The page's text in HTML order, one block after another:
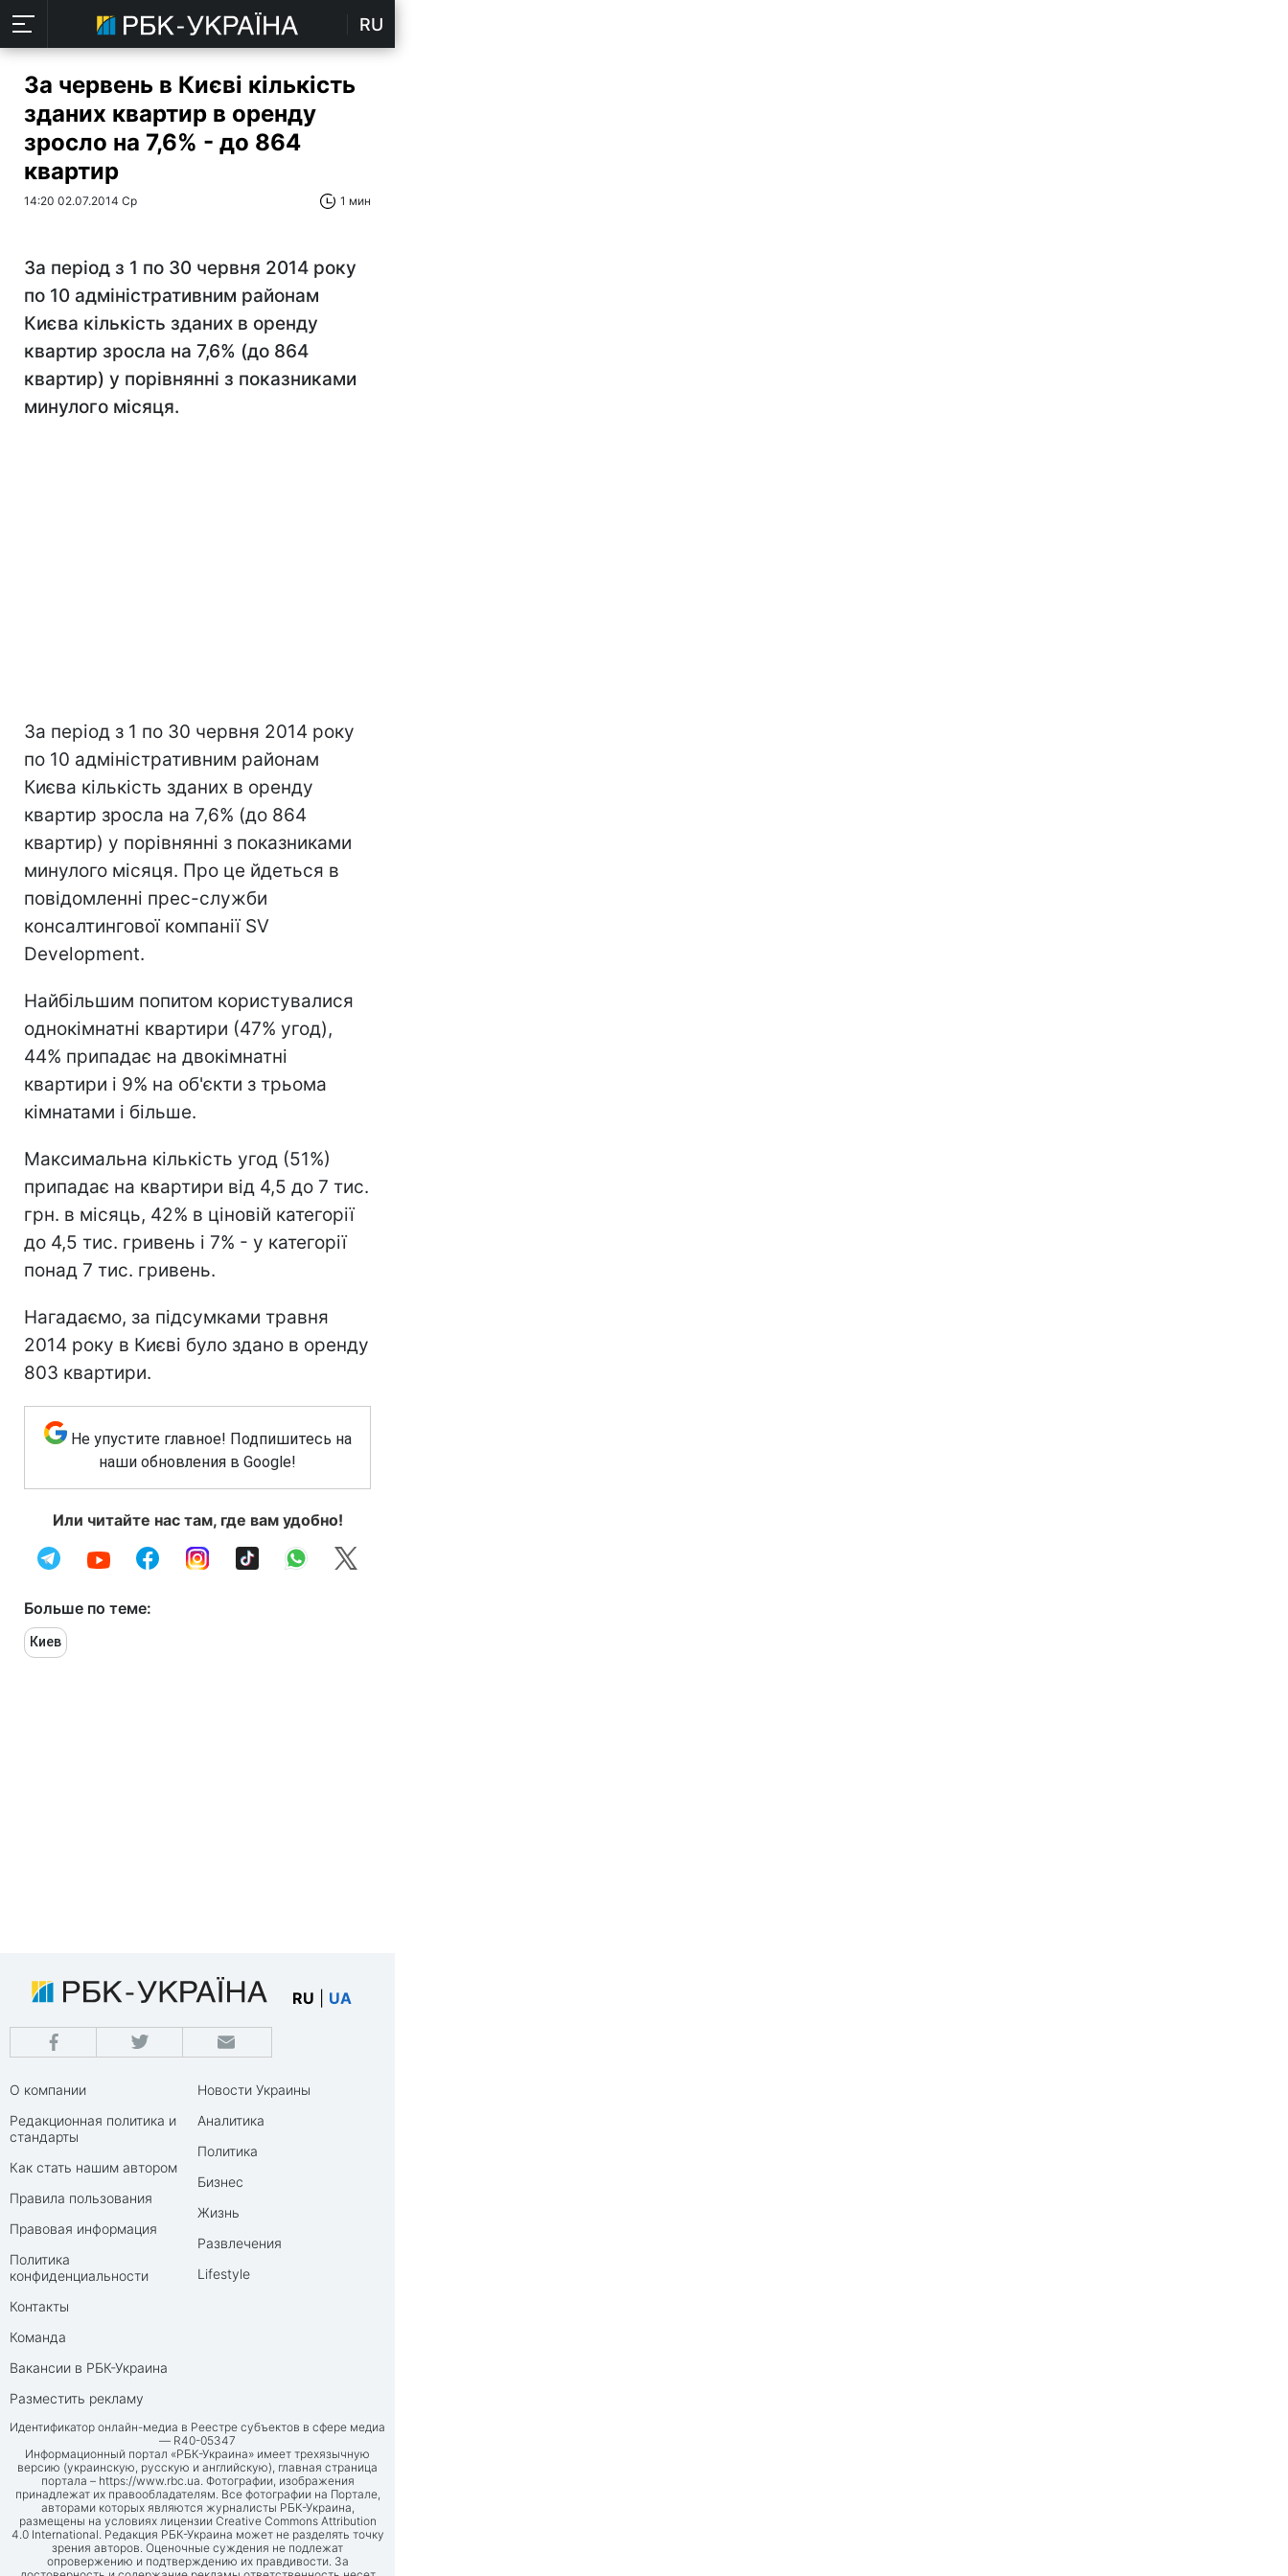
RU
За червень в Києві кількість
зданих квартир в оренду
зросло на 7,6% - до 864
квартир
14:20 02.07.2014 Ср 1 мин
За період з 1 по 30 червня 2014 року
по 10 адміністративним районам
Києва кількість зданих в оренду
квартир зросла на 7,6% (до 864
квартир) у порівнянні з показниками
минулого місяця.
За період з 1 по 30 червня 2014 року
по 10 адміністративним районам
Києва кількість зданих в оренду
квартир зросла на 7,6% (до 864
квартир) у порівнянні з показниками
минулого місяця. Про це йдеться в
повідомленні прес-служби
консалтингової компанії SV
Development.
Найбільшим попитом користувалися
однокімнатні квартири (47% угод),
44% припадає на двокімнатні
квартири і 9% на об'єкти з трьома
кімнатами і більше.
Максимальна кількість угод (51%)
припадає на квартири від 4,5 до 7 тис.
грн. в місяць, 42% в ціновій категорії
до 4,5 тис. гривень і 7% - у категорії
понад 7 тис. гривень.
Нагадаємо, за підсумками травня
2014 року в Києві було здано в оренду
803 квартири.
Не упустите главное! Подпишитесь на
наши обновления в Google!
Или читайте нас там, где вам удобно!
Больше по теме:
Киев
RU UA
О компании
Редакционная политика и
стандарты
Как стать нашим автором
Правила пользования
Правовая информация
Политика
конфиденциальности
Контакты
Команда
Вакансии в РБК-Украина
Разместить рекламу
Новости Украины
Аналитика
Политика
Бизнес
Жизнь
Развлечения
Lifestyle
Идентификатор онлайн-медиа в Реестре субъектов в сфере медиа
— R40-05347
Информационный портал «РБК-Украина» имеет трехязычную
версию (украинскую, русскую и английскую), главная страница
портала – https://www.rbc.ua. Фотографии, изображения
принадлежат их правообладателям. Все фотографии на Портале,
авторами которых являются журналисты РБК-Украина,
размещены на условиях лицензии Creative Commons Attribution
4.0 International. Редакция РБК-Украина может не разделять точку
зрения авторов. Оценочные суждения не подлежат
опровержению и подтверждению их правдивости. За